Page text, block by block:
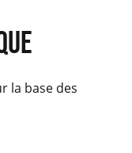
la base des